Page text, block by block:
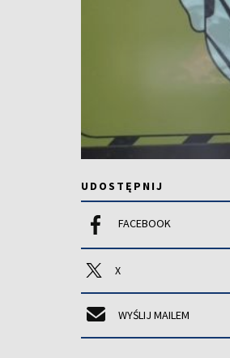
UDOSTĘPNIJ
FACEBOOK
X
WYŚLIJ MAILEM